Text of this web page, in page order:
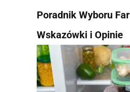
Poradnik Wyboru
Wskazówki i Opinie